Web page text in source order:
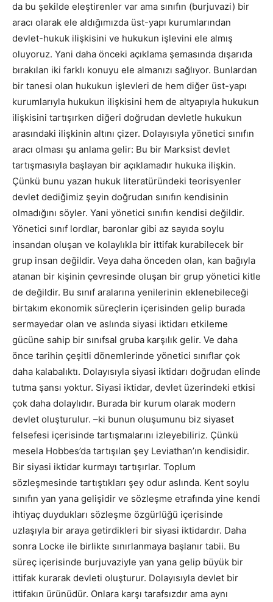
da bu şekilde eleştirenler var ama sınıfın (burjuvazi) bir
aracı olarak ele aldığımızda üst-yapı kurumlarından
devlet-hukuk ilişkisini ve hukukun işlevini ele almış
oluyoruz. Yani daha önceki açıklama şemasında dışarıda
bırakılan iki farklı konuyu ele almanızı sağlıyor. Bunlardan
bir tanesi olan hukukun işlevleri de hem diğer üst-yapı
kurumlarıyla hukukun ilişkisini hem de altyapıyla hukukun
ilişkisini tartışırken diğeri doğrudan devletle hukukun
arasındaki ilişkinin altını çizer. Dolayısıyla yönetici sınıfın
aracı olması şu anlama gelir: Bu bir Marksist devlet
tartışmasıyla başlayan bir açıklamadır hukuka ilişkin.
Çünkü bunu yazan hukuk literatüründeki teorisyenler
devlet dediğimiz şeyin doğrudan sınıfın kendisinin
olmadığını söyler. Yani yönetici sınıfın kendisi değildir.
Yönetici sınıf lordlar, baronlar gibi az sayıda soylu
insandan oluşan ve kolaylıkla bir ittifak kurabilecek bir
grup insan değildir. Veya daha önceden olan, kan bağıyla
atanan bir kişinin çevresinde oluşan bir grup yönetici kitle
de değildir. Bu sınıf aralarına yenilerinin eklenebileceği
birtakım ekonomik süreçlerin içerisinden gelip burada
sermayedar olan ve aslında siyasi iktidarı etkileme
gücüne sahip bir sınıfsal gruba karşılık gelir. Ve daha
önce tarihin çeşitli dönemlerinde yönetici sınıflar çok
daha kalabalıktı. Dolayısıyla siyasi iktidarı doğrudan elinde
tutma şansı yoktur. Siyasi iktidar, devlet üzerindeki etkisi
çok daha dolaylıdır. Burada bir kurum olarak modern
devlet oluşturulur. –ki bunun oluşumunu biz siyaset
felsefesi içerisinde tartışmalarını izleyebiliriz. Çünkü
mesela Hobbes’da tartışılan şey Leviathan’ın kendisidir.
Bir siyasi iktidar kurmayı tartışırlar. Toplum
sözleşmesinde tartıştıkları şey odur aslında. Kent soylu
sınıfın yan yana gelişidir ve sözleşme etrafında yine kendi
ihtiyaç duydukları sözleşme özgürlüğü içerisinde
uzlaşıyla bir araya getirdikleri bir siyasi iktidardır. Daha
sonra Locke ile birlikte sınırlanmaya başlanır tabii. Bu
süreç içerisinde burjuvaziyle yan yana gelip büyük bir
ittifak kurarak devleti oluşturur. Dolayısıyla devlet bir
ittifakın ürünüdür. Onlara karşı tarafsızdır ama aynı